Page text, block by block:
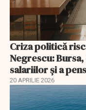
Criza politică
Negrescu:
salariilor şi a
20 APRILIE 2026